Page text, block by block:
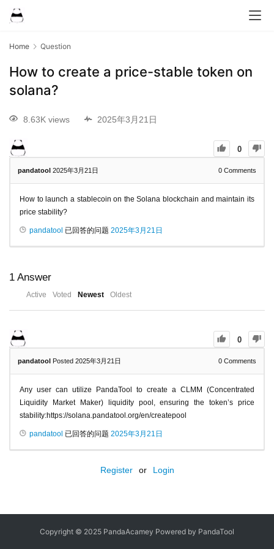
Home Question
How to create a price-stable token on
solana?
8.63K views 2025年3月21日
0
pandatool 2025年3月21日 0 Comments
How to launch a stablecoin on the Solana blockchain and maintain its
price stability?
pandatool 已回答的问题 2025年3月21日
1 Answer
Active Voted Newest Oldest
0
pandatool Posted 2025年3月21日 0 Comments
Any user can utilize PandaTool to create a CLMM (Concentrated
Liquidity Market Maker) liquidity pool, ensuring the token’s price
stability:https://solana.pandatool.org/en/createpool
pandatool 已回答的问题 2025年3月21日
Register or Login
Copyright © 2025 PandaAcamey Powered by PandaTool